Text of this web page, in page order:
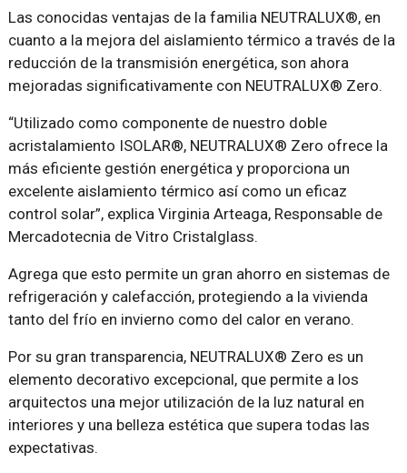
Las conocidas ventajas de la familia NEUTRALUX®, en
cuanto a la mejora del aislamiento térmico a través de la
reducción de la transmisión energética, son ahora
mejoradas significativamente con NEUTRALUX® Zero.
“Utilizado como componente de nuestro doble
acristalamiento ISOLAR®, NEUTRALUX® Zero ofrece la
más eficiente gestión energética y proporciona un
excelente aislamiento térmico así como un eficaz
control solar”, explica Virginia Arteaga, Responsable de
Mercadotecnia de Vitro Cristalglass.
Agrega que esto permite un gran ahorro en sistemas de
refrigeración y calefacción, protegiendo a la vivienda
tanto del frío en invierno como del calor en verano.
Por su gran transparencia, NEUTRALUX® Zero es un
elemento decorativo excepcional, que permite a los
arquitectos una mejor utilización de la luz natural en
interiores y una belleza estética que supera todas las
expectativas.